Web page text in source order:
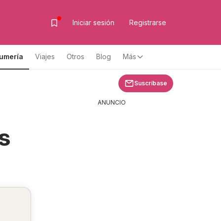
Iniciar sesión Registrarse
Viajes Otros Blog Más
Suscríbase
ANUNCIO